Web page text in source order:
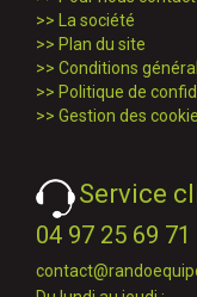
>>
La société
>> Plan du site
>> Conditions
>> Politique de
>> Gestion des
Service
04 97 25 69 71